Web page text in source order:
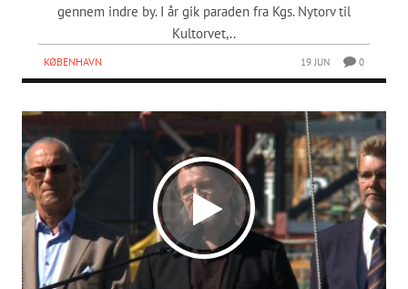
gennem indre by. I år gik paraden fra Kgs. Nytorv til
Kultorvet,..
KØBENHAVN 19 JUN 0